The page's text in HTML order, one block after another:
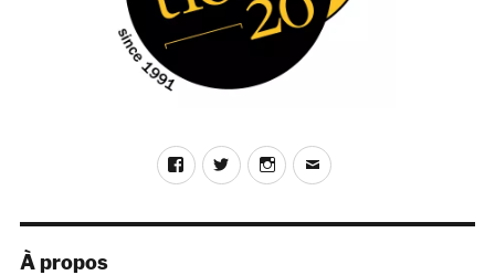
FacebookTwitterInstagram
E-
À propos